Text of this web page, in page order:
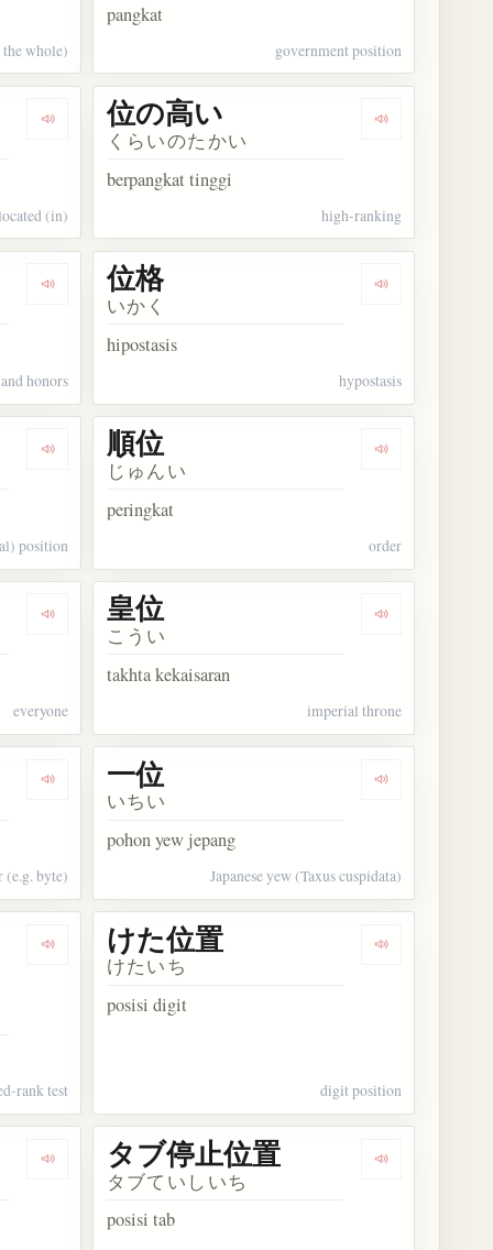
whole)
pangkat
government position
Dengarkan kosakata 位する
(in)
Dengarkan
位の高い
くらいのたかい
berpangkat tinggi
high-ranking
Dengarkan kosakata 位階勲等
honors
Dengarkan
位格
いかく
hipostasis
hypostasis
Dengarkan kosakata 地位
position
Dengarkan
順位
じゅんい
peringkat
order
Dengarkan kosakata 各位
everyone
Dengarkan
皇位
こうい
takhta kekaisaran
imperial throne
Dengarkan kosakata 上位
(e.g. byte)
Dengarkan
一位
いちい
pohon yew jepang
Japanese yew (Taxus cuspidata)
Dengarkan kosakata ウィルコクソンの符号順位検定
rank test
Dengarkan
けた位置
けたいち
posisi digit
digit position
関係数Dengarkan kosakata ゼロ位法 Dengarkan
タブ停止位置
タブていしいち
posisi tab